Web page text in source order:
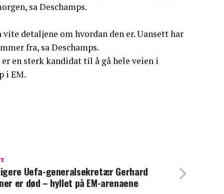
sa Deschamps.
detaljene om hvordan den er. Uansett har
fra, sa Deschamps.
en sterk kandidat til å gå hele veien i
i EM.
Uefa-generalsekretær Gerhard
er død – hyllet på EM-arenaene